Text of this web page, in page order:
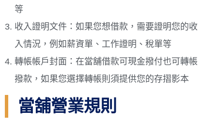
等
收入證明文件：如果您想借款，需要證明您的收
入情況，例如薪資單、工作證明、稅單等
轉帳帳戶封面：在當舖借款可現金撥付也可轉帳
撥款，如果您選擇轉帳則須提供您的存摺影本
當舖營業規則